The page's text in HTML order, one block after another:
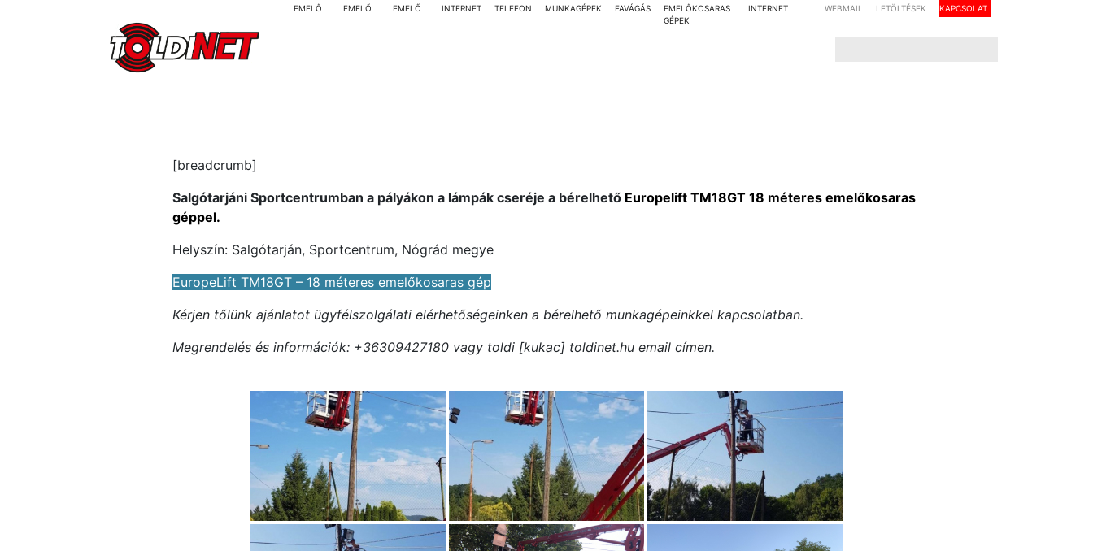
EMELŐ
EMELŐ
EMELŐ
INTERNET TELEFON MUNKAGÉPEK FAVÁGÁS
EMELŐKOSARAS
GÉPEK
INTERNET
WEBMAIL LETÖLTÉSEK KAPCSOLAT
[breadcrumb]
Salgótarjáni Sportcentrumban a pályákon a lámpák cseréje a bérelhető Europelift TM18GT 18 méteres emelőkosaras
géppel.
Helyszín: Salgótarján, Sportcentrum, Nógrád megye
EuropeLift TM18GT – 18 méteres emelőkosaras gép
Kérjen tőlünk ajánlatot ügyfélszolgálati elérhetőségeinken a bérelhető munkagépeinkkel kapcsolatban.
Megrendelés és információk: +36309427180 vagy toldi [kukac] toldinet.hu email címen.